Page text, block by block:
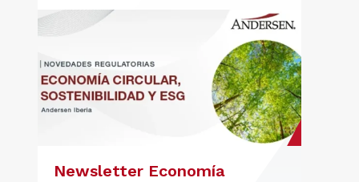
Newsletter Economía